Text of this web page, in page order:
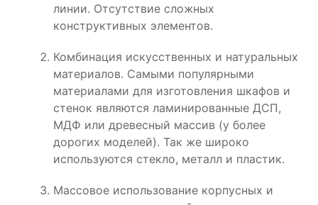
линии. Отсутствие сложных
конструктивных элементов.
Комбинация искусственных и натуральных
материалов. Самыми популярными
материалами для изготовления шкафов и
стенок являются ламинированные ДСП,
МДФ или древесный массив (у более
дорогих моделей). Так же широко
используются стекло, металл и пластик.
Массовое использование корпусных и